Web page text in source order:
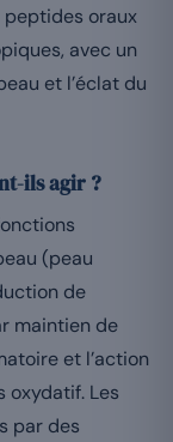
peptides oraux
avec un
et l’éclat du
ils agir ?
(peau
de
maintien de
et l’action
oxydatif. Les
par des